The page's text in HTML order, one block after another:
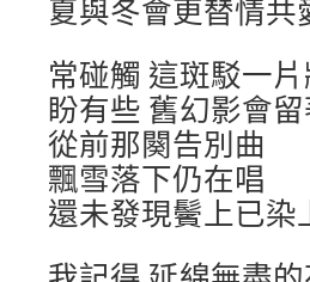
夏與冬會更替情共
常碰觸 這斑駁一
盼有些 舊幻影會留
從前那闋告別曲
飄雪落下仍在唱
還未發現鬢上已染